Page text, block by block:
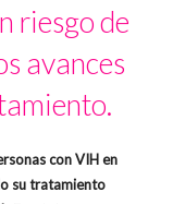
riesgo de
avances
con VIH en
su tratamiento